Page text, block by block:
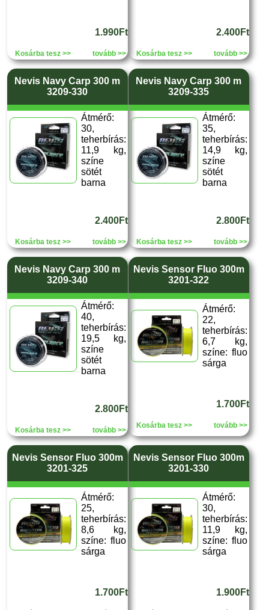
1.990Ft
Kosárba tesz >> tovább >>
2.400Ft
Kosárba tesz >> tovább >>
Nevis Navy Carp 300 m
3209-330
Átmérő:
30,
teherbírás:
11,9 kg,
színe
sötét
barna
2.400Ft
Kosárba tesz >> tovább >>
Nevis Navy Carp 300 m
3209-335
Átmérő:
35,
teherbírás:
14,9 kg,
színe
sötét
barna
2.800Ft
Kosárba tesz >> tovább >>
Nevis Navy Carp 300 m
3209-340
Átmérő:
40,
teherbírás:
19,5 kg,
színe
sötét
barna
2.800Ft
Kosárba tesz >> tovább >>
Nevis Sensor Fluo 300m
3201-322
Átmérő:
22,
teherbírás:
6,7 kg,
színe: fluo
sárga
1.700Ft
Kosárba tesz >> tovább >>
Nevis Sensor Fluo 300m
3201-325
Átmérő:
25,
teherbírás:
8,6 kg,
színe: fluo
sárga
1.700Ft
Nevis Sensor Fluo 300m
3201-330
Átmérő:
30,
teherbírás:
11,9 kg,
színe: fluo
sárga
1.900Ft